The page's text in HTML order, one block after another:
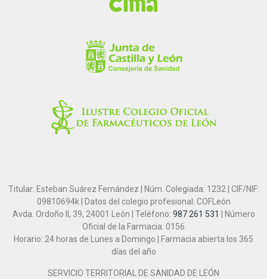
Titular: Esteban Suárez Fernández | Núm. Colegiada: 1232 | CIF/NIF:
09810694k | Datos del colegio profesional: COFLeón
Avda. Ordoño II, 39, 24001 León | Teléfono: 987 261 531
| Número
Oficial de la Farmacia: 0156
Horario: 24 horas de Lunes a Domingo | Farmacia abierta los 365
días del año
SERVICIO TERRITORIAL DE SANIDAD DE LEÓN